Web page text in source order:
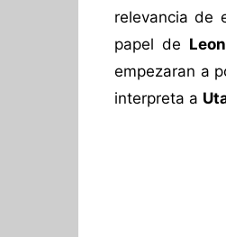
relevancia de
papel de
empezaran a
interpreta a